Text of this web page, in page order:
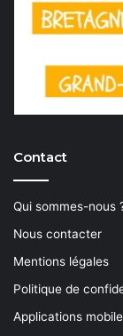
Contact
Qui sommes-nous
Nous contacter
Mentions légales
Politique de
Applications